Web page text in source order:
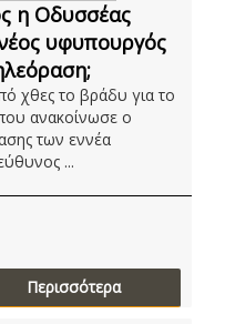
η Οδυσσέας
υφυπουργός
χθες το βράδυ για το
ανακοίνωσε ο
των εννέα
...
Περισσότερα